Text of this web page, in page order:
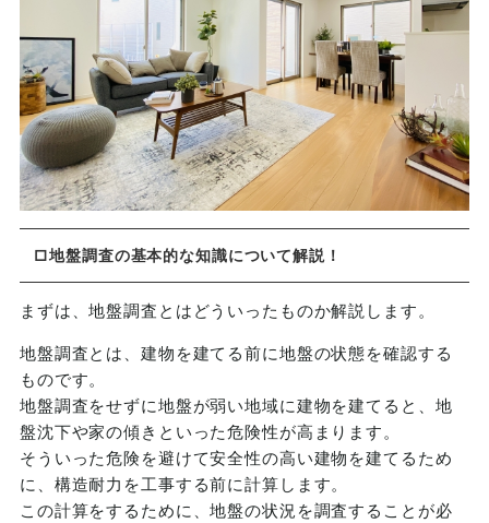
□地盤調査の基本的な知識について解説！
まずは、地盤調査とはどういったものか解説します。
地盤調査とは、建物を建てる前に地盤の状態を確認する
ものです。
地盤調査をせずに地盤が弱い地域に建物を建てると、地
盤沈下や家の傾きといった危険性が高まります。
そういった危険を避けて安全性の高い建物を建てるため
に、構造耐力を工事する前に計算します。
この計算をするために、地盤の状況を調査することが必